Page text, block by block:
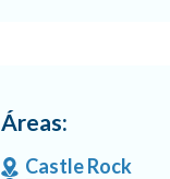
Áreas:
Castle Rock